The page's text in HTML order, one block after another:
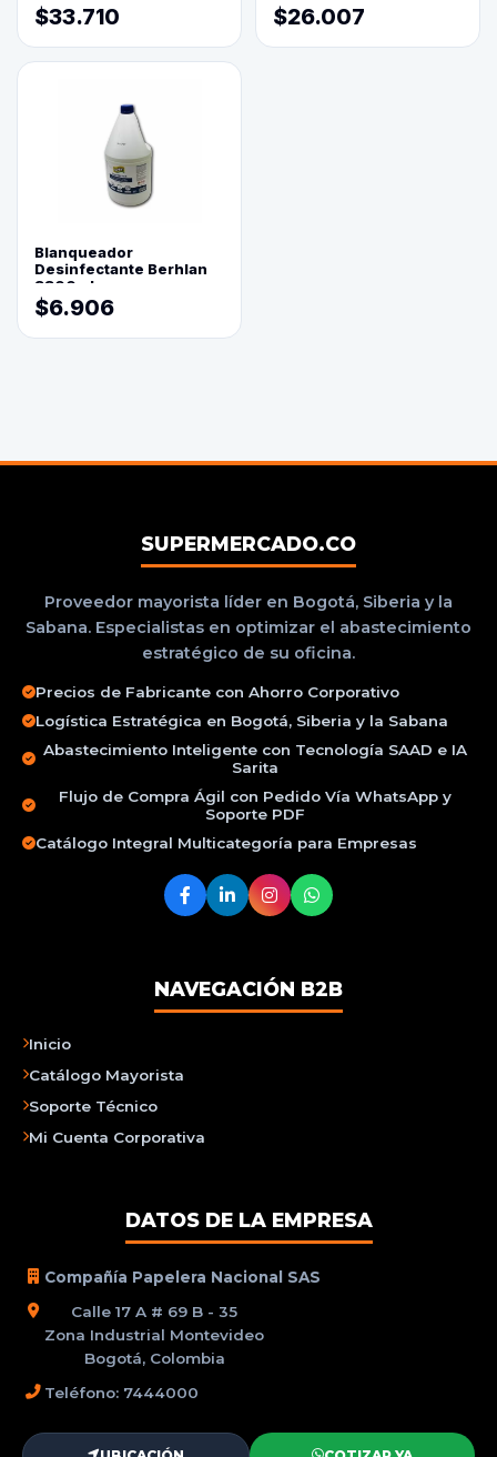
$33.710 $26.007
Blanqueador
Desinfectante Berhlan
3800ml
$6.906
SUPERMERCADO.CO
Proveedor mayorista líder en Bogotá, Siberia y la
Sabana. Especialistas en optimizar el abastecimiento
estratégico de su oficina.
Precios de Fabricante con Ahorro Corporativo
Logística Estratégica en Bogotá, Siberia y la Sabana
Abastecimiento Inteligente con Tecnología SAAD e IA
Sarita
Flujo de Compra Ágil con Pedido Vía WhatsApp y
Soporte PDF
Catálogo Integral Multicategoría para Empresas
NAVEGACIÓN B2B
Inicio
Catálogo Mayorista
Soporte Técnico
Mi Cuenta Corporativa
DATOS DE LA EMPRESA
Compañía Papelera Nacional SAS
Calle 17 A # 69 B - 35
Zona Industrial Montevideo
Bogotá, Colombia
Teléfono: 7444000